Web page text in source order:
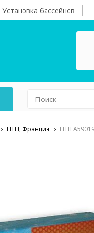
Установка бассейнов
HTH, Франция HTH